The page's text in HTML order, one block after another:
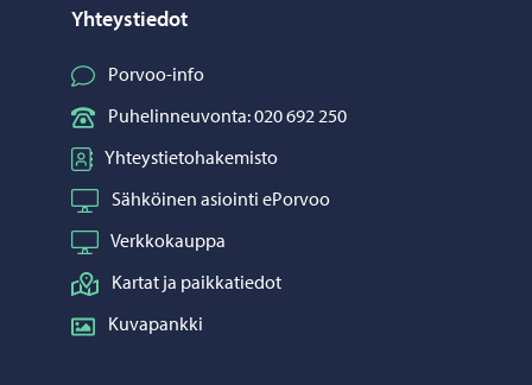
Yhteystiedot
Porvoo-info
Puhelinneuvonta: 020 692 250
Yhteystietohakemisto
Sähköinen asiointi ePorvoo
Verkkokauppa
Kartat ja paikkatiedot
Kuvapankki